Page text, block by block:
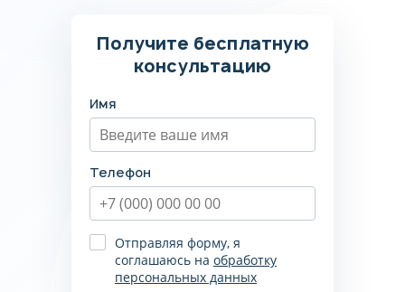
Получите бесплатную
консультацию
Имя
Телефон
Отправляя форму, я
соглашаюсь на обработку
персональных данных